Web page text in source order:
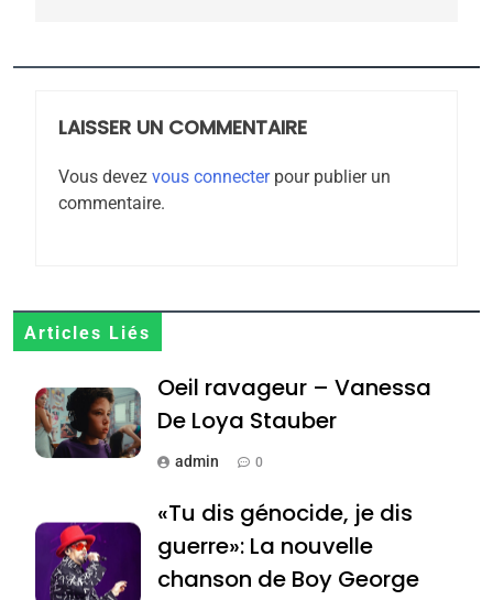
LAISSER UN COMMENTAIRE
Vous devez vous connecterpour publier un
commentaire.
Articles Liés
Oeil ravageur – Vanessa
De Loya Stauber
admin 0
«Tu dis génocide, je dis
guerre»: La nouvelle
chanson de Boy George
FIÈRE, DIGNE ET RÉSILIENTE :
MA JUDAÏTE par Thérèse
ISRAÉL JUDAISME
7
8
Tafraout, le miel de Tadla
Azilal consacrés produits
du terroir
DAFINA MAROC
Oeil ravageur – Vanessa
De Loya Stauber